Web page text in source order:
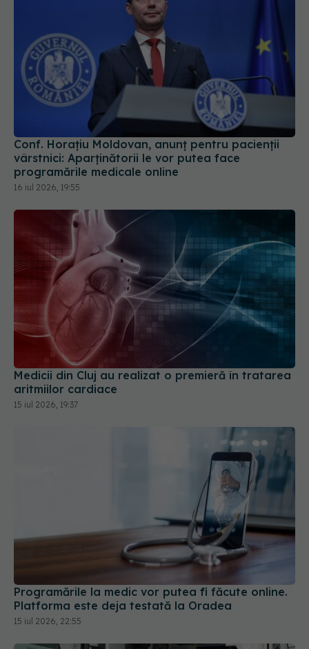
Conf. Horațiu Moldovan, anunț pentru pacienții
vârstnici: Aparținătorii le vor putea face
programările medicale online
16 iul 2026, 19:55
Medicii din Cluj au realizat o premieră în tratarea
aritmiilor cardiace
15 iul 2026, 19:37
Programările la medic vor putea fi făcute online.
Platforma este deja testată la Oradea
15 iul 2026, 22:55